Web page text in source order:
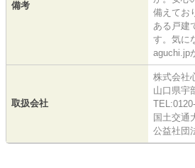
備考
備えてお
ある戸建
す。気に
aguchi.jp
取扱会社
株式会社
山口県宇
国土交通
公益社団